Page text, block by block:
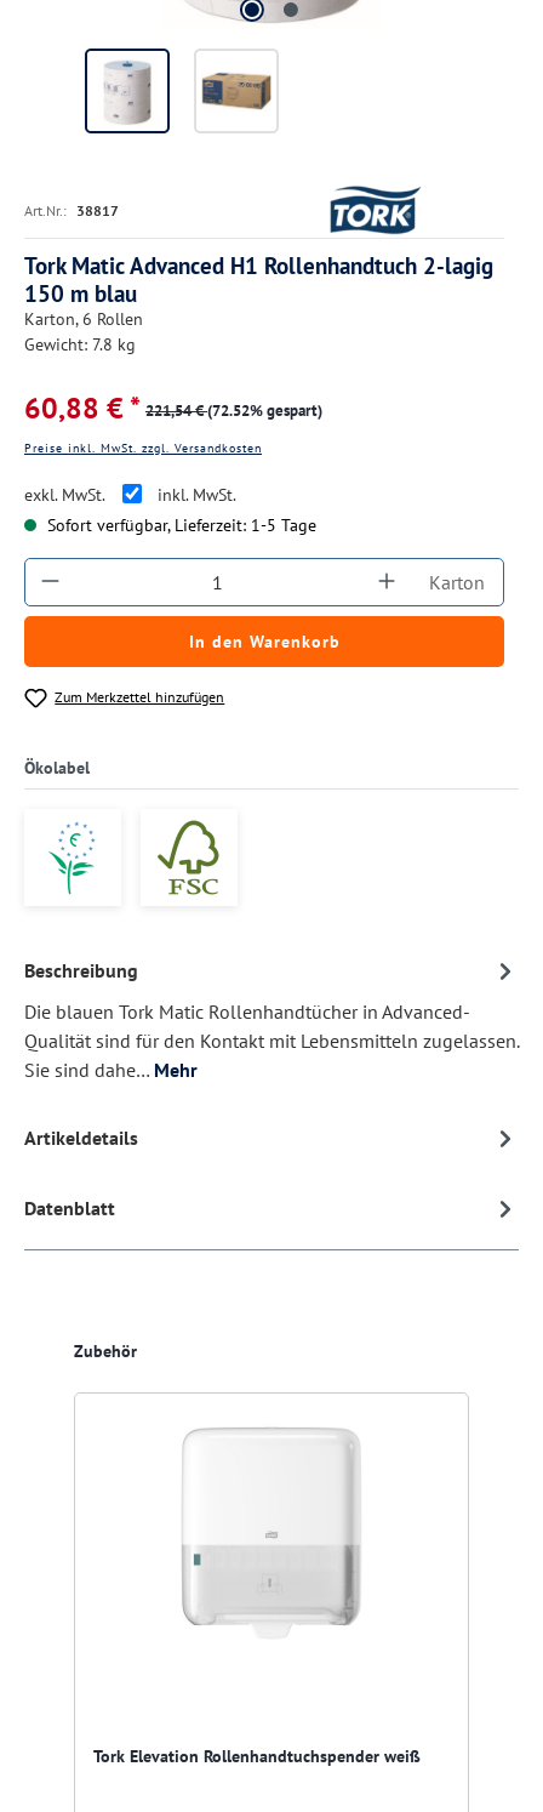
Art.Nr.: 38817
Tork Matic Advanced H1 Rollenhandtuch 2-lagig
150 m blau
Karton, 6 Rollen
Gewicht: 7.8 kg
60,88 € * 221,54 €(72.52% gespart)
Preise inkl. MwSt. zzgl. Versandkosten
exkl. MwSt.
inkl. MwSt.
Sofort verfügbar, Lieferzeit: 1-5 Tage
Produkt Anzahl: Gib den gewünschten
Karton
In den Warenkorb
Zum Merkzettel hinzufügen
Ökolabel
Beschreibung
Die blauen Tork Matic Rollenhandtücher in Advanced-
Qualität sind für den Kontakt mit Lebensmitteln zugelassen.
Sie sind dahe… Mehr
Artikeldetails
Datenblatt
Produktgalerie überspringen
Zubehör
Tork Elevation Rollenhandtuchspender weiß